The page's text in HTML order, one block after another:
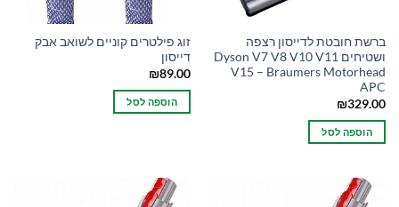
ברשת חובטת לדייסון רצפה
ושטיחים Dyson V7 V8 V10 V11
V15 – Braumers Motorhead
APC
₪329.00
הוספה לסל
זוג פילטרים קוניים לשואב אבק
דייסון
₪89.00
הוספה לסל